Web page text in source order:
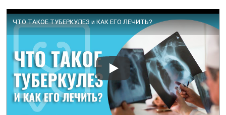
Кропотливая, детализированная диагностика —
первый шаг к выявлению заболевания и излечения от
него. Лечащий врач начинает с малого: истории
болезни, физического осмотра — уже тогда можно
поставить предварительный диагноз, подтверждение
которого будет основной задачей дальнейшей
диагностики.
Точный диагноз устанавливается при помощи